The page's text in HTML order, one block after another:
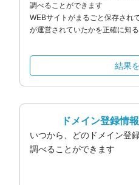
調べることができます
WEBサイトがまるごと保存され
が運営されていたかを正確に知
結果
ドメイン登録情
いつから、どのドメイン登
調べることができます